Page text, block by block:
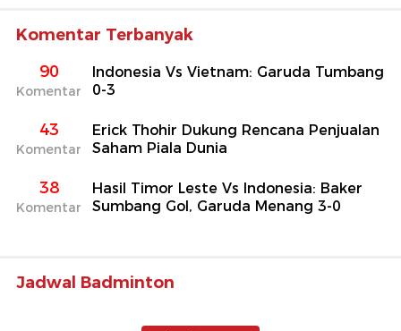
Komentar Terbanyak
90
Komentar
Indonesia Vs Vietnam: Garuda Tumbang
0-3
43
Komentar
Erick Thohir Dukung Rencana Penjualan
Saham Piala Dunia
38
Komentar
Hasil Timor Leste Vs Indonesia: Baker
Sumbang Gol, Garuda Menang 3-0
Jadwal Badminton